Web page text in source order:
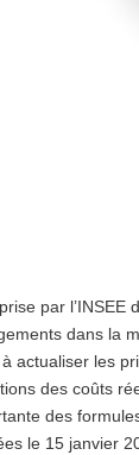
par l’INSEE
dans la
actualiser les
des coûts
des
le 15 janvier